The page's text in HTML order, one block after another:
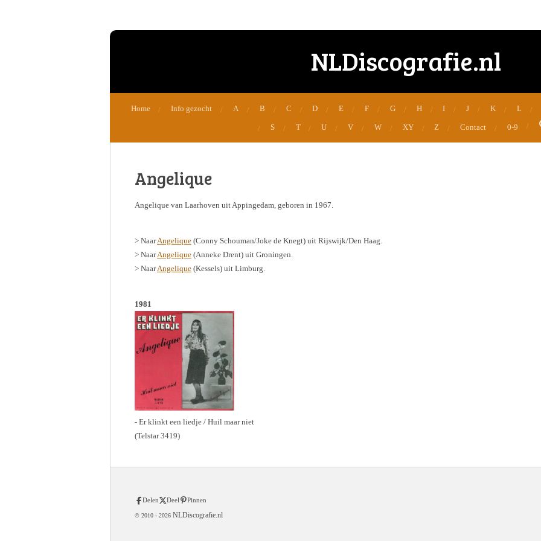
NLDiscografie.nl
Home Info gezocht A B C D E F G H I J K L
S T U V W XY Z Contact 0-9
Angelique
Angelique van Laarhoven uit Appingedam, geboren in 1967.
> NaarAngelique (Conny Schouman/Joke de Knegt) uit Rijswijk/Den Haag.
> NaarAngelique (Anneke Drent) uit Groningen.
> NaarAngelique (Kessels) uit Limburg.
1981
- Er klinkt een liedje / Huil maar niet
(Telstar 3419)
Delen Deel Pinnen
© 2010 - 2026 NLDiscografie.nl